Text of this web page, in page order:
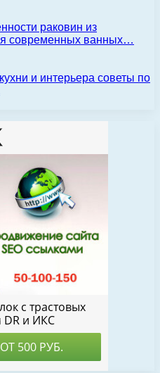
раковин из
современных ванных…
и интерьера советы по